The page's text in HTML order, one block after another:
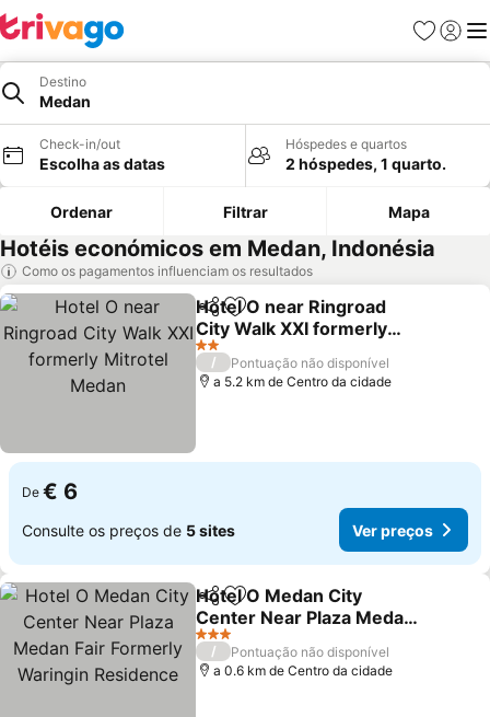
Favoritos
Iniciar
Destino
Medan
Check-in/out
Escolha as datas
Hóspedes e quartos
2 hóspedes, 1 quarto.
Ordenar Filtrar Mapa
Hotéis económicos em Medan, Indonésia
Como os pagamentos influenciam os resultados
PartilharAdicionar aos favoritos
Hotel O near Ringroad
City Walk XXI formerly
Mitrotel Medan
Ver preços
2 Estrelas
/
Pontuação não disponível
a 5.2 km de Centro da cidade
De € 6
Consulte os preços de 5 sites Ver preços
PartilharAdicionar aos favoritos
Hotel O Medan City
Center Near Plaza Medan
Fair Formerly Waringin
Residence
Ver preços
3 Estrelas
/
Pontuação não disponível
a 0.6 km de Centro da cidade